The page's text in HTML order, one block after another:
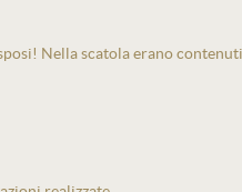
Nella scatola erano